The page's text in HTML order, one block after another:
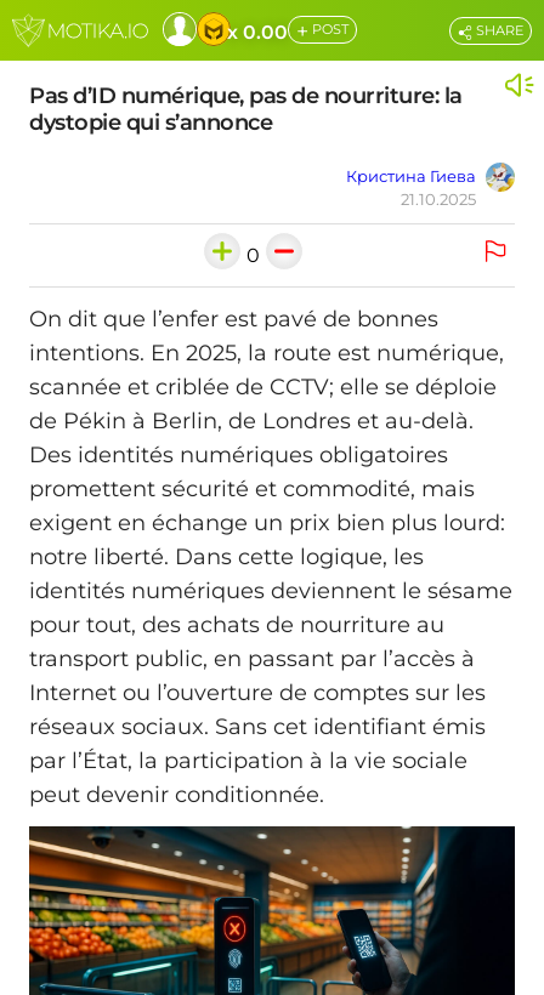
x 0.00 + POST
Pas d’ID numérique, pas de nourriture: la
dystopie qui s’annonce
Кристина Гиева
21.10.2025
SHARE
0
On dit que l’enfer est pavé de bonnes
intentions. En 2025, la route est numérique,
scannée et criblée de CCTV; elle se déploie
de Pékin à Berlin, de Londres et au-delà.
Des identités numériques obligatoires
promettent sécurité et commodité, mais
exigent en échange un prix bien plus lourd:
notre liberté. Dans cette logique, les
identités numériques deviennent le sésame
pour tout, des achats de nourriture au
transport public, en passant par l’accès à
Internet ou l’ouverture de comptes sur les
réseaux sociaux. Sans cet identifiant émis
par l’État, la participation à la vie sociale
peut devenir conditionnée.